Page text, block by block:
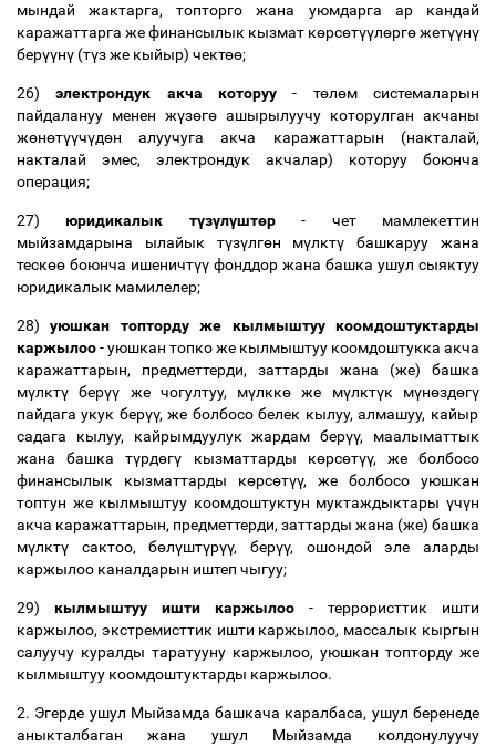
мындай жактарга, топторго жана уюмдарга ар кандай
каражаттарга же финансылык кызмат көрсөтүүлөргөжетүүнү
берүүнү (түз же кыйыр) чектөө;
26)электрондук акча которуу - төлөм системаларын
пайдалануу менен жүзөгө ашырылуучу которулган акчаны
жөнөтүүчүдөн алуучуга акча каражаттарын (накталай,
накталай эмес, электрондук акчалар) которуу боюнча
операция;
27) юридикалык түзүлүштөр- чет мамлекеттин
мыйзамдарына ылайык түзүлгөн мүлктү башкаруу жана
тескөө боюнча ишеничтүү фонддор жана башка ушул сыяктуу
юридикалык мамилелер;
28)уюшкан топторду же кылмыштуу коомдоштуктарды
каржылоо- уюшкан топко же кылмыштуу коомдоштукка акча
каражаттарын, предметтерди, заттарды жана (же) башка
мүлктү берүү же чогултуу, мүлккө же мүлктүк мүнөздөгү
пайдага укук берүү, же болбосо белек кылуу, алмашуу, кайыр
садага кылуу, кайрымдуулук жардам берүү, маалыматтык
жана башка түрдөгү кызматтарды көрсөтүү, же болбосо
финансылык кызматтарды көрсөтүү, же болбосо уюшкан
топтун же кылмыштуу коомдоштуктун муктаждыктары үчүн
акча каражаттарын, предметтерди, заттарды жана (же) башка
мүлктү сактоо, бөлүштүрүү, берүү, ошондой эле аларды
каржылоо каналдарын иштеп чыгуу;
29) кылмыштуу ишти каржылоо - террористтик ишти
каржылоо, экстремисттик ишти каржылоо, массалык кыргын
салуучу куралды таратууну каржылоо, уюшкан топторду же
кылмыштуу коомдоштуктарды каржылоо.
2. Эгерде ушул Мыйзамда башкача каралбаса, ушул беренеде
аныкталбаган жана ушул Мыйзамда колдонулуучу